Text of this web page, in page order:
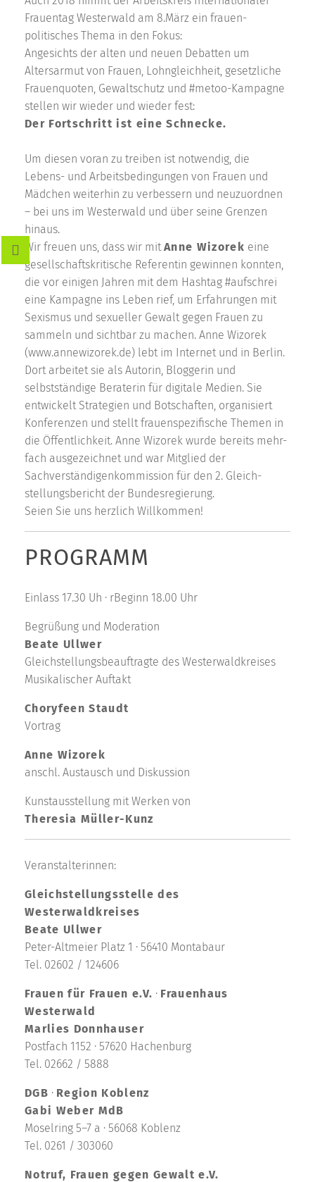
Frauentag Westerwald am 8.März ein frauen-
politisches Thema in den Fokus:
Angesichts der alten und neuen Debatten um
Altersarmut von Frauen, Lohngleichheit, gesetzliche
Frauenquoten, Gewaltschutz und #metoo-Kampagne
stellen wir wieder und wieder fest:
Der Fortschritt ist eine Schnecke.
Um diesen voran zu treiben ist notwendig, die
Lebens- und Arbeitsbedingungen von Frauen und
Mädchen weiterhin zu verbessern und neuzuordnen
– bei uns im Westerwald und über seine Grenzen
hinaus.
Wir freuen uns, dass wir mitAnne Wizorek eine
gesellschaftskritische Referentin gewinnen konnten,
die vor einigen Jahren mit dem Hashtag #aufschrei
eine Kampagne ins Leben rief, um Erfahrungen mit
Sexismus und sexueller Gewalt gegen Frauen zu
sammeln und sichtbar zu machen. Anne Wizorek
(www.annewizorek.de) lebt im Internet und in Berlin.
Dort arbeitet sie als Autorin, Bloggerin und
selbstständige Beraterin für digitale Medien. Sie
entwickelt Strategien und Botschaften, organisiert
Konferenzen und stellt frauenspezifische Themen in
die Öffentlichkeit. Anne Wizorek wurde bereits mehr-
fach ausgezeichnet und war Mitglied der
Sachverständigenkommission für den 2. Gleich-
stellungsbericht der Bundesregierung.
Seien Sie uns herzlich Willkommen!
PROGRAMM
Einlass 17.30 Uh · rBeginn 18.00 Uhr
Begrüßung und Moderation
Beate Ullwer
Gleichstellungsbeauftragte des Westerwaldkreises
Musikalischer Auftakt
Choryfeen Staudt
Vortrag
Anne Wizorek
anschl. Austausch und Diskussion
Kunstausstellung mit Werken von
Theresia Müller-Kunz
Veranstalterinnen:
Gleichstellungsstelle des
Westerwaldkreises
Beate Ullwer
Peter-Altmeier Platz 1 · 56410 Montabaur
Tel. 02602 / 124606
Frauen für Frauen e.V. · Frauenhaus
Westerwald
Marlies Donnhauser
Postfach 1152 · 57620 Hachenburg
Tel. 02662 / 5888
DGB · Region Koblenz
Gabi Weber MdB
Moselring 5–7 a · 56068 Koblenz
Tel. 0261 / 303060
Notruf, Frauen gegen Gewalt e.V.